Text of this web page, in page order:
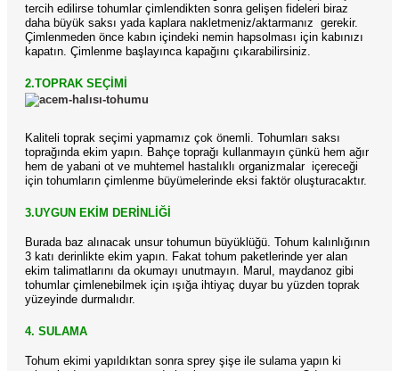
tercih edilirse tohumlar çimlendikten sonra gelişen fideleri biraz
daha büyük saksı yada kaplara nakletmeniz/aktarmanız gerekir.
Çimlenmeden önce kabın içindeki nemin hapsolması için kabınızı
kapatın. Çimlenme başlayınca kapağını çıkarabilirsiniz.
2.TOPRAK SEÇİMİ
Kaliteli toprak seçimi yapmamız çok önemli. Tohumları saksı
toprağında ekim yapın. Bahçe toprağı kullanmayın çünkü hem ağır
hem de yabani ot ve muhtemel hastalıklı organizmalar içereceği
için tohumların çimlenme büyümelerinde eksi faktör oluşturacaktır.
3.UYGUN EKİM DERİNLİĞİ
Burada baz alınacak unsur tohumun büyüklüğü. Tohum kalınlığının
3 katı derinlikte ekim yapın. Fakat tohum paketlerinde yer alan
ekim talimatlarını da okumayı unutmayın. Marul, maydanoz gibi
tohumlar çimlenebilmek için ışığa ihtiyaç duyar bu yüzden toprak
yüzeyinde durmalıdır.
4. SULAMA
Tohum ekimi yapıldıktan sonra sprey şişe ile sulama yapın ki